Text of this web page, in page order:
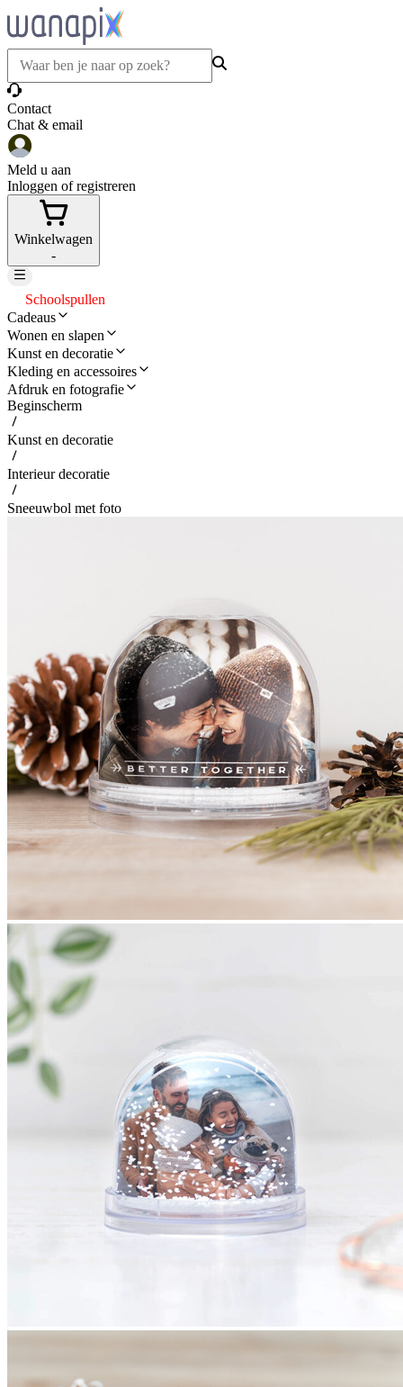
Contact
Chat & email
Meld u aan
Inloggen of registreren
Winkelwagen
-
Schoolspullen
Cadeaus
Wonen en slapen
Kunst en decoratie
Kleding en accessoires
Afdruk en fotografie
Beginscherm
Kunst en decoratie
Interieur decoratie
Sneeuwbol met foto